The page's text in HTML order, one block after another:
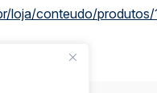
conteudo/produtos/